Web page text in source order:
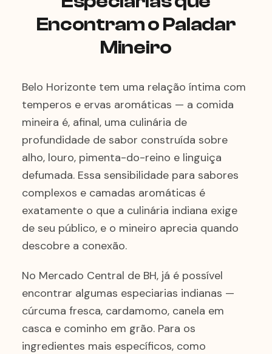
Encontram o Paladar
Mineiro
Belo Horizonte tem uma relação íntima com
temperos e ervas aromáticas — a comida
mineira é, afinal, uma culinária de
profundidade de sabor construída sobre
alho, louro, pimenta-do-reino e linguiça
defumada. Essa sensibilidade para sabores
complexos e camadas aromáticas é
exatamente o que a culinária indiana exige
de seu público, e o mineiro aprecia quando
descobre a conexão.
No Mercado Central de BH, já é possível
encontrar algumas especiarias indianas —
cúrcuma fresca, cardamomo, canela em
casca e cominho em grão. Para os
ingredientes mais específicos, como